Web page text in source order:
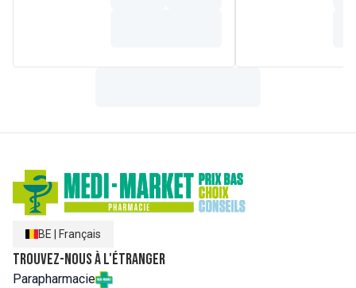
BE Français
Trouvez-nous à l'étranger
Parapharmacie